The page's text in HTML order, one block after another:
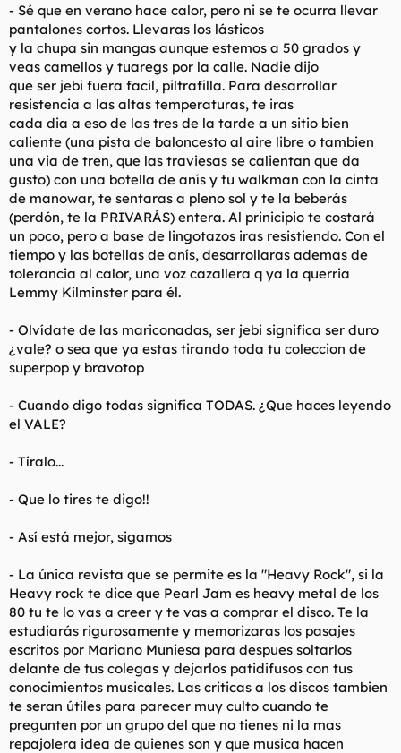
- Sé que en verano hace calor, pero ni se te ocurra llevar
pantalones cortos. Llevaras los lásticos
y la chupa sin mangas aunque estemos a 50 grados y
veas camellos y tuaregs por la calle. Nadie dijo
que ser jebi fuera facil, piltrafilla. Para desarrollar
resistencia a las altas temperaturas, te iras
cada dia a eso de las tres de la tarde a un sitio bien
caliente (una pista de baloncesto al aire libre o tambien
una via de tren, que las traviesas se calientan que da
gusto) con una botella de anís y tu walkman con la cinta
de manowar, te sentaras a pleno sol y te la beberás
(perdón, te la PRIVARÁS) entera. Al prinicipio te costará
un poco, pero a base de lingotazos iras resistiendo. Con el
tiempo y las botellas de anís, desarrollaras ademas de
tolerancia al calor, una voz cazallera q ya la querria
Lemmy Kilminster para él.
- Olvídate de las mariconadas, ser jebi significa ser duro
¿vale? o sea que ya estas tirando toda tu coleccion de
superpop y bravotop
- Cuando digo todas significa TODAS. ¿Que haces leyendo
el VALE?
- Tíralo...
- Que lo tires te digo!!
- Así está mejor, sigamos
- La única revista que se permite es la "Heavy Rock", si la
Heavy rock te dice que Pearl Jam es heavy metal de los
80 tu te lo vas a creer y te vas a comprar el disco. Te la
estudiarás rigurosamente y memorizaras los pasajes
escritos por Mariano Muniesa para despues soltarlos
delante de tus colegas y dejarlos patidifusos con tus
conocimientos musicales. Las criticas a los discos tambien
te seran útiles para parecer muy culto cuando te
pregunten por un grupo del que no tienes ni la mas
repajolera idea de quienes son y que musica hacen